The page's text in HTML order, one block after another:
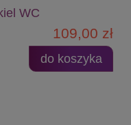
WC
109,00 zł
do koszyka